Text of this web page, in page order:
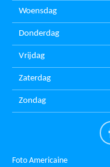
Woensdag
Donderdag
Vrijdag
Zaterdag
Zondag
Foto Americaine